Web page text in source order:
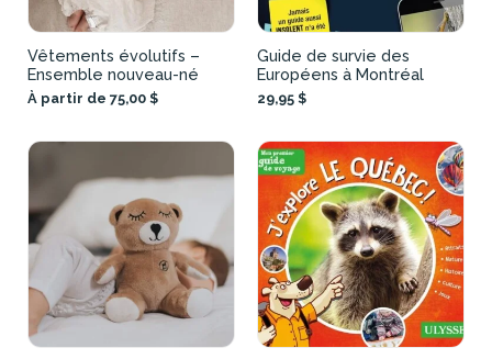
Vêtements évolutifs –
Ensemble nouveau-né
À partir de 75,00 $
Guide de survie des
Européens à Montréal
29,95 $